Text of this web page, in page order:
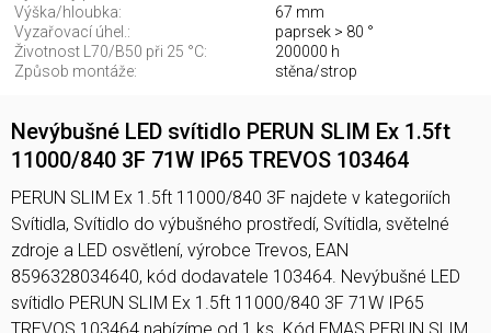
Výška/hloubka:
67 mm
Vyzařovací úhel.:
paprsek > 80 °
Životnost L70/B50 při 25 °C:
200000 h
Způsob montáže:
stěna/strop
Nevýbušné LED svítidlo PERUN SLIM Ex 1.5ft
11000/840 3F 71W IP65 TREVOS 103464
PERUN SLIM Ex 1.5ft 11000/840 3F najdete v kategoriích
Svítidla, Svítidlo do výbušného prostředí, Svítidla, světelné
zdroje a LED osvětlení, výrobce Trevos, EAN
8596328034640, kód dodavatele 103464. Nevýbušné LED
svítidlo PERUN SLIM Ex 1.5ft 11000/840 3F 71W IP65